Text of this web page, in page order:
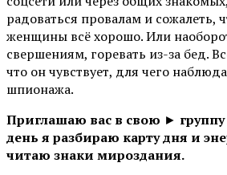
радоваться провалам и сожалеть,
женщины всё хорошо. Или
свершениям, горевать из-за бед.
что он чувствует, для чего
шпионажа.
Приглашаю вас в свою ►
день я разбираю карту дня и
читаю знаки мироздания.